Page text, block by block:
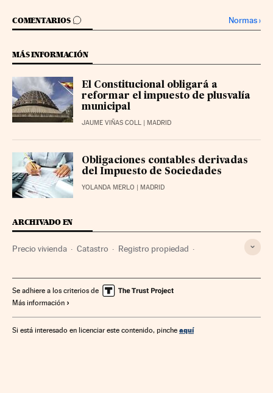
COMENTARIOS
IR A LOS COMENTARIOS Normas›
MÁS INFORMACIÓN
El Constitucional obligará a
reformar el impuesto de plusvalía
municipal
JAUME VIÑAS COLL | MADRID
Obligaciones contables derivadas
del Impuesto de Sociedades
YOLANDA MERLO | MADRID
ARCHIVADO EN
Precio vivienda Catastro Registro propiedad
Desarrollo urbano Gobierno municipal Urbanismo
Impuesto plusvalía Impuestos municipales
Se adhiere a los criterios de
Más información
Si está interesado en licenciar este contenido, pinche aquí